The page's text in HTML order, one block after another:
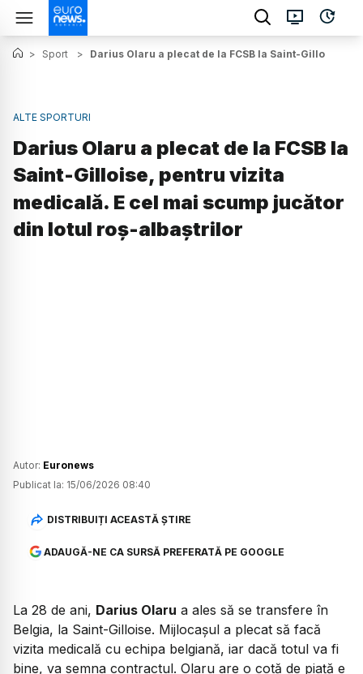
> Sport > Darius Olaru a plecat de la FCSB la Saint-Gilloise,
ALTE SPORTURI
Darius Olaru a plecat de la FCSB la
Saint-Gilloise, pentru vizita
medicală. E cel mai scump jucător
din lotul roș-albaștrilor
Autor: Euronews
Publicat la: 15/06/2026 08:40
DISTRIBUIȚI ACEASTĂ ȘTIRE
ADAUGĂ-NE CA SURSĂ PREFERATĂ PE GOOGLE
La 28 de ani, Darius Olaru a ales să se transfere în
Belgia, la Saint-Gilloise. Mijlocașul a plecat să facă
vizita medicală cu echipa belgiană, iar dacă totul va fi
bine, va semna contractul. Olaru are o cotă de piață e